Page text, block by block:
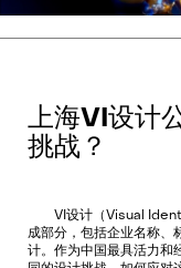
上海VI设计
挑战？
VI设计（Visual
成部分，包括企业名称、
计。作为中国最具活力和